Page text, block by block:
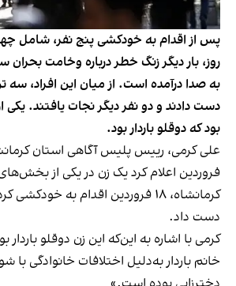
پس از اقدام به خودکشی پنج نفر، شامل
روز، بار دیگر زنگ خطر درباره وخامت بحران
به صدا درآمده است. از میان این افراد، سه
دست دادند و دو نفر دیگر نجات یافتند. یکی
بود که دوقلو باردار بود.
فروردین اعلام کرد یک زن در یکی از
کرمانشاه، ۱۸ فروردین اقدام به
دست داد.
کرمی با اشاره به این‌که این زن دوقلو
خانم باردار به‌دلیل اختلافات خانوادگی